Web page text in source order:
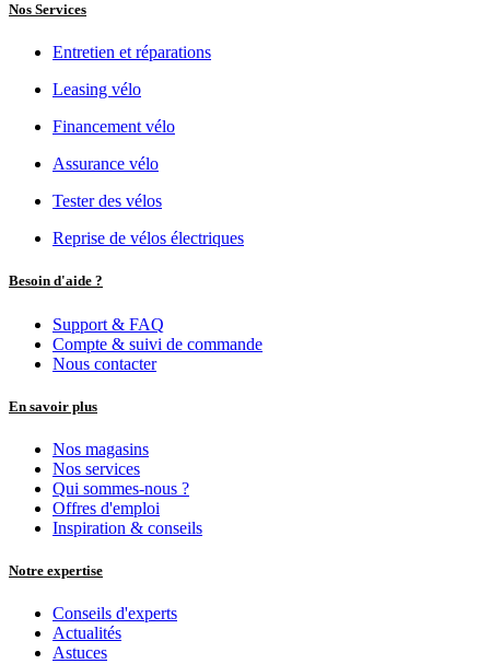
Nos Services
Entretien et réparations
Leasing vélo
Financement vélo
Assurance vélo
Tester des vélos
Reprise de vélos électriques
Besoin d'aide ?
Support & FAQ
Compte & suivi de commande
Nous contacter
En savoir plus
Nos magasins
Nos services
Qui sommes-nous ?
Offres d'emploi
Inspiration & conseils
Notre expertise
Conseils d'experts
Actualités
Astuces